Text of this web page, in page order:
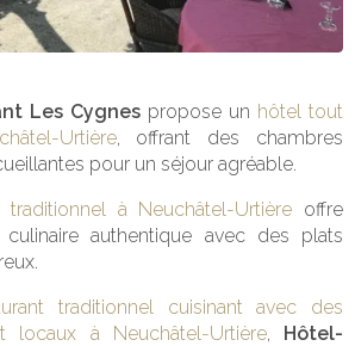
Les Cygnes propose un hôtel tout
Urtière, offrant des chambres
pour un séjour agréable.
traditionnel à Neuchâtel-Urtière offre
culinaire authentique avec des plats
traditionnel cuisinant avec des
locaux à Neuchâtel-Urtière, Hôtel-